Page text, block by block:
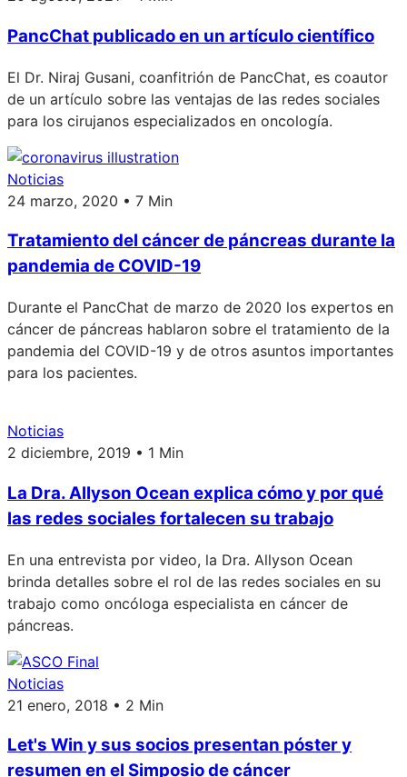
PancChat publicado en un artículo científico
El Dr. Niraj Gusani, coanfitrión de PancChat, es coautor
de un artículo sobre las ventajas de las redes sociales
para los cirujanos especializados en oncología.
Noticias
24 marzo, 2020 • 7 Min
Tratamiento del cáncer de páncreas durante la
pandemia de COVID-19
Durante el PancChat de marzo de 2020 los expertos en
cáncer de páncreas hablaron sobre el tratamiento de la
pandemia del COVID-19 y de otros asuntos importantes
para los pacientes.
Noticias
2 diciembre, 2019 • 1 Min
La Dra. Allyson Ocean explica cómo y por qué
las redes sociales fortalecen su trabajo
En una entrevista por video, la Dra. Allyson Ocean
brinda detalles sobre el rol de las redes sociales en su
trabajo como oncóloga especialista en cáncer de
páncreas.
Noticias
21 enero, 2018 • 2 Min
Let's Win y sus socios presentan póster y
resumen en el Simposio de cáncer